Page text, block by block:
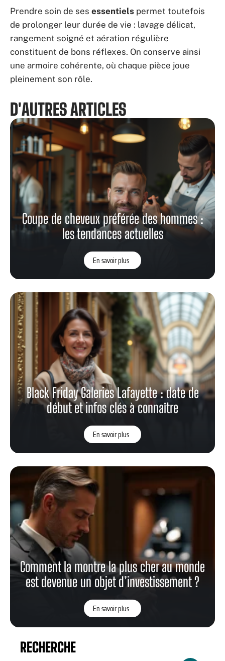
Prendre soin de ses essentiels permet toutefois
de prolonger leur durée de vie : lavage délicat,
rangement soigné et aération régulière
constituent de bons réflexes. On conserve ainsi
une armoire cohérente, où chaque pièce joue
pleinement son rôle.
D'AUTRES ARTICLES
Coupe de cheveux préférée des hommes :
les tendances actuelles
En savoir plus
Black Friday Galeries Lafayette : date de
début et infos clés à connaître
En savoir plus
Comment la montre la plus cher au monde
est devenue un objet d’investissement ?
En savoir plus
RECHERCHE